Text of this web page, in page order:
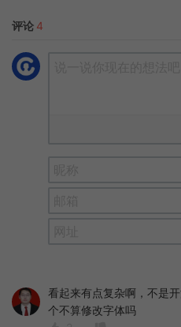
评论 4
看起来有点复杂啊，不是
个不算修改字体吗